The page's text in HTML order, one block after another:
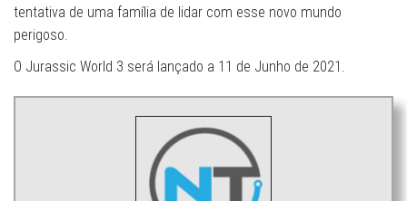
tentativa de uma família de lidar com esse novo mundo
perigoso.
O Jurassic World 3 será lançado a 11 de Junho de 2021.